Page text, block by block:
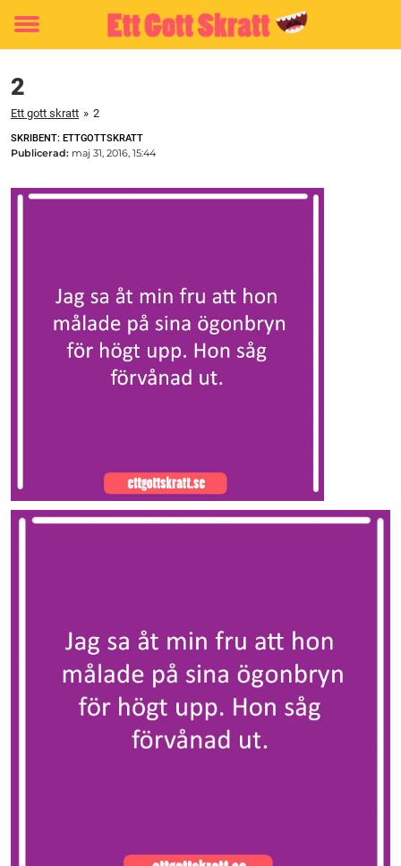
Toggle
2
Ett gott skratt » 2
SKRIBENT: ETTGOTTSKRATT
Publicerad: maj 31, 2016, 15:44